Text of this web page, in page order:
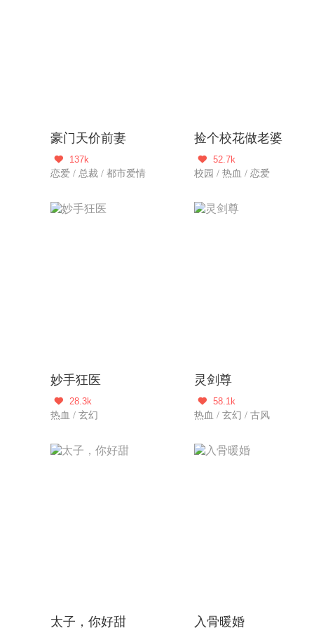
豪门天价前妻

137k
恋爱 / 总裁 / 都市爱情
捡个校花做老婆

52.7k
校园 / 热血 / 恋爱
妙手狂医

28.3k
热血 / 玄幻
灵剑尊

58.1k
热血 / 玄幻 / 古风
太子，你好甜 入骨暖婚